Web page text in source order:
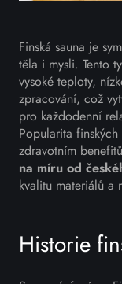
Finská sauna je
těla i mysli. Tento
vysoké teploty,
zpracování, což
pro každodenní
Popularita
zdravotním
na míru od
kvalitu materiálů a
Historie